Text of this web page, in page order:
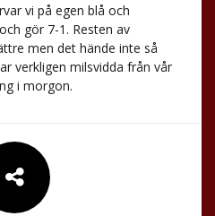
vi på egen blå och
gör 7-1. Resten av
men det hände inte så
verkligen milsvidda från vår
i morgon.